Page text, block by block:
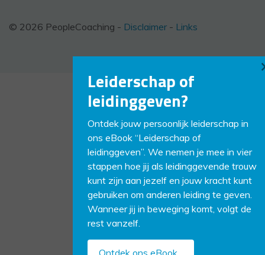
© 2026 PeopleCoaching - Disclaimer - Links
Leiderschap of
leidinggeven?
Ontdek jouw persoonlijk leiderschap in
ons eBook “Leiderschap of
leidinggeven”. We nemen je mee in vier
stappen hoe jij als leidinggevende trouw
kunt zijn aan jezelf en jouw kracht kunt
gebruiken om anderen leiding te geven.
Wanneer jij in beweging komt, volgt de
rest vanzelf.
Ontdek ons eBook